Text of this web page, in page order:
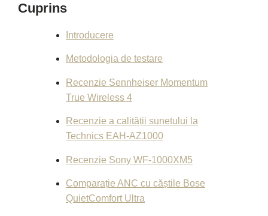
Cuprins
Introducere
Metodologia de testare
Recenzie Sennheiser Momentum
True Wireless 4
Recenzie a calității sunetului la
Technics EAH-AZ1000
Recenzie Sony WF-1000XM5
Comparație ANC cu căștile Bose
QuietComfort Ultra